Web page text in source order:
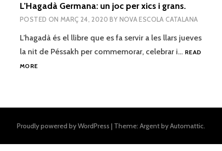
L’Hagadà Germana: un joc per xics i grans.
POSTED ON MARÇ 24, 2020 BY NOVA ESCOLA CATALANA
L’hagadà és el llibre que es fa servir a les llars jueves
la nit de Péssakh per commemorar, celebrar i… READ
MOREL’HAGADÀ
I
Proudly powered by WordPress | Theme: Argent byAutomattic.